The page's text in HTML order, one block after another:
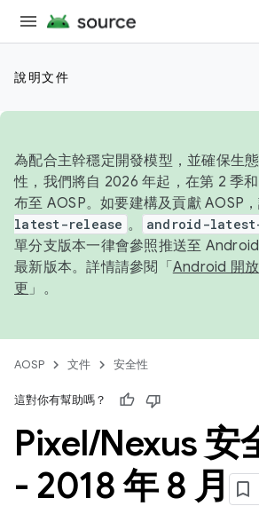
說明文件
為配合主幹穩定開發模型，並確保生
性，我們將自 2026 年起，在第 2 季
布至 AOSP。如要建構及貢獻 AOSP
latest-release 。 android-
單分支版本一律會參照推送至
最新版本。詳情請參閱「 Android 開
更 」。
AOSP 文件 安全性
這對你有幫助嗎？
Pixel/Nexus 安
- 2018 年 8 月